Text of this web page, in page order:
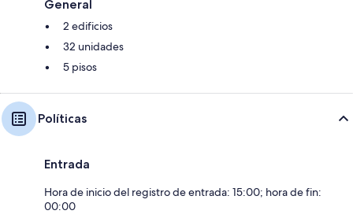
General
2 edificios
32 unidades
5 pisos
Políticas
Entrada
Hora de inicio del registro de entrada: 15:00; hora de fin:
00:00